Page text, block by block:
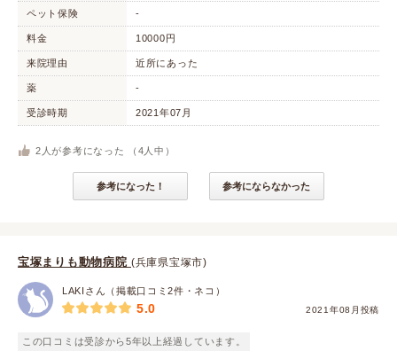
ペット保険 -
料金 10000円
来院理由 近所にあった
薬 -
受診時期 2021年07月
2 人が参考になった （ 4 人中）
参考になった！ 参考にならなかった
宝塚まりも動物病院 (兵庫県宝塚市)
LAKIさん（掲載口コミ2件・ネコ）
2021年08月投稿
5.0
この口コミは受診から5年以上経過しています。